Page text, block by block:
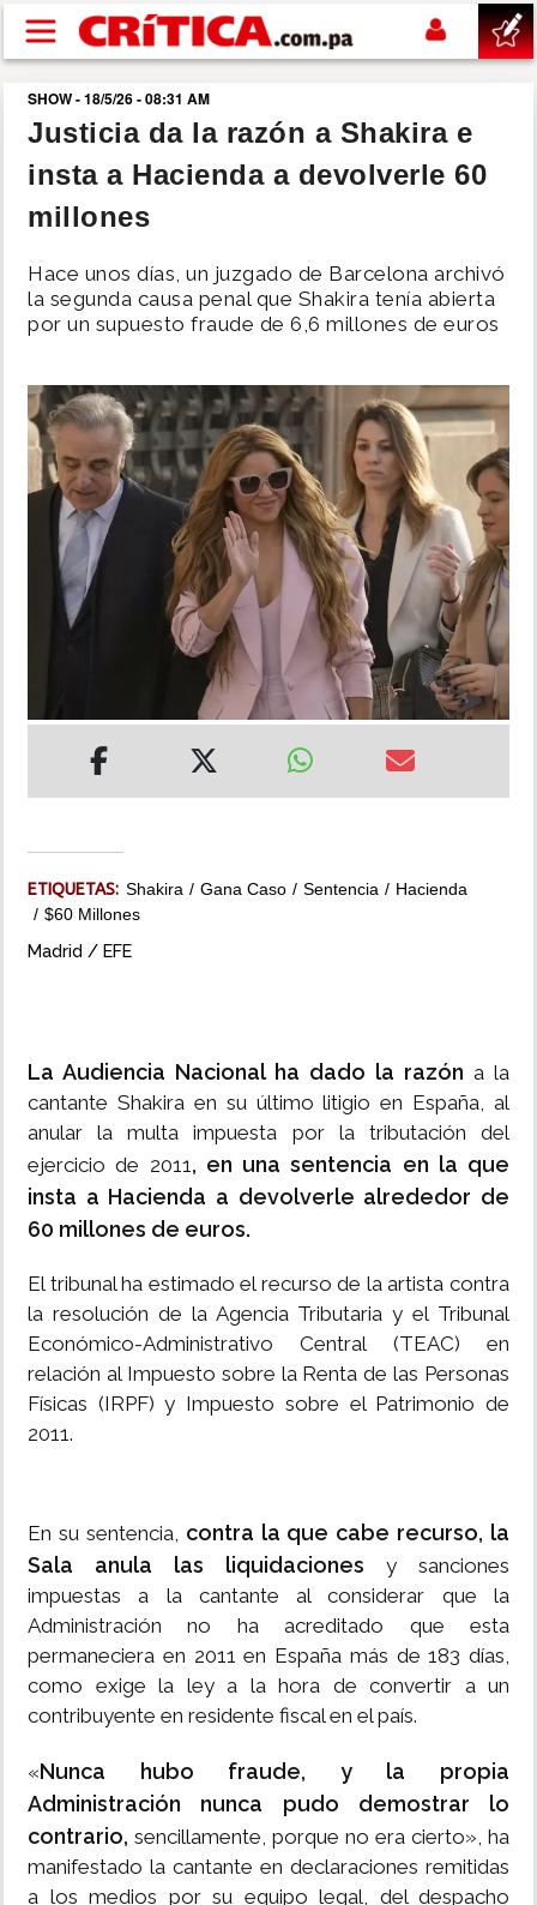
Pasar al contenido principal
buscar
SUCESOS
POLÍTICA
DEPORTES
MUNDO
INSÓLITAS
IMPRESO
SHOW - 18/5/26 - 08:31 AM
Justicia da la razón a Shakira e
insta a Hacienda a devolverle 60
millones
Hace unos días, un juzgado de Barcelona archivó
la segunda causa penal que Shakira tenía abierta
por un supuesto fraude de 6,6 millones de euros
ETIQUETAS: Shakira Gana Caso Sentencia
Hacienda
$60 Millones
Madrid / EFE
La Audiencia Nacional ha dado la razón a la
cantante Shakira en su último litigio en España, al
anular la multa impuesta por la tributación del
ejercicio de 2011, en una sentencia en la que
insta a Hacienda a devolverle alrededor de
60 millones de euros.
El tribunal ha estimado el recurso de la artista contra
la resolución de la Agencia Tributaria y el Tribunal
Económico-Administrativo Central (TEAC) en
relación al Impuesto sobre la Renta de las Personas
Físicas (IRPF) y Impuesto sobre el Patrimonio de
2011.
En su sentencia, contra la que cabe recurso, la
Sala anula las liquidaciones y sanciones
impuestas a la cantante al considerar que la
Administración no ha acreditado que esta
permaneciera en 2011 en España más de 183 días,
como exige la ley a la hora de convertir a un
contribuyente en residente fiscal en el país.
«Nunca hubo fraude, y la propia
Administración nunca pudo demostrar lo
contrario, sencillamente, porque no era cierto», ha
manifestado la cantante en declaraciones remitidas
a los medios por su equipo legal, del despacho